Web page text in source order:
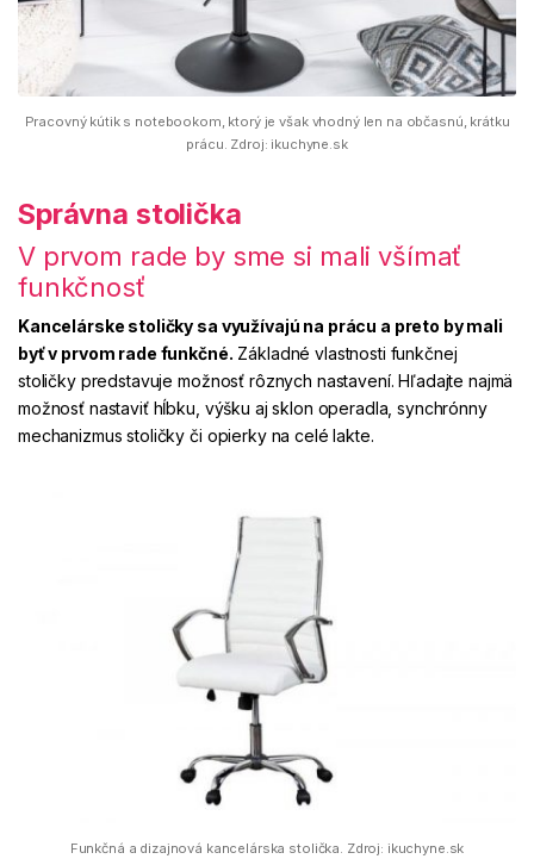
Pracovný kútik s notebookom, ktorý je však vhodný len na občasnú, krátku
prácu. Zdroj: ikuchyne.sk
Správna stolička
V prvom rade by sme si mali všímať
funkčnosť
Kancelárske stoličky sa využívajú na prácu a preto by mali
byť v prvom rade funkčné. Základné vlastnosti funkčnej
stoličky predstavuje možnosť rôznych nastavení. Hľadajte najmä
možnosť nastaviť hĺbku, výšku aj sklon operadla, synchrónny
mechanizmus stoličky či opierky na celé lakte.
Funkčná a dizajnová kancelárska stolička. Zdroj: ikuchyne.sk